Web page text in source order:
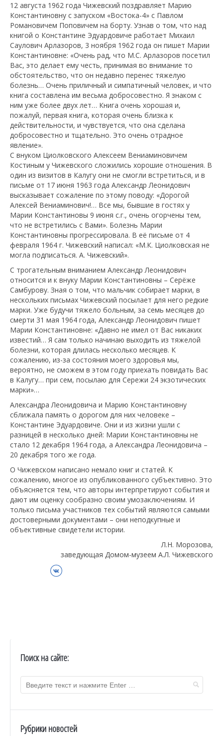
12 августа 1962 года Чижевский поздравляет Марию
Константиновну с запуском «Востока-4» с Павлом
Романовичем Поповичем на борту. Узнав о том, что над
книгой о Константине Эдуардовиче работает Михаил
Саулович Арлазоров, 3 ноября 1962 года он пишет Марии
Константиновне: «Очень рад, что М.С. Арлазоров посетил
Вас, это делает ему честь, принимая во внимание то
обстоятельство, что он недавно перенес тяжелую
болезнь… Очень приличный и симпатичный человек, и что
книга составлена им весьма добросовестно. Я знаком с
ним уже более двух лет… Книга очень хорошая и,
пожалуй, первая книга, которая очень близка к
действительности, и чувствуется, что она сделана
добросовестно и тщательно. Это очень отрадное
явление».
С внуком Циолковского Алексеем Вениаминовичем
Костиным у Чижевского сложились хорошие отношения. В
один из визитов в Калугу они не смогли встретиться, и в
письме от 17 июня 1963 года Александр Леонидович
высказывает сожаление по этому поводу: «Дорогой
Алексей Вениаминович!… Все мы, бывшие в гостях у
Марии Константиновы 9 июня с.г., очень огорчены тем,
что не встретились с Вами». Болезнь Марии
Константиновны прогрессировала. В её письме от 4
февраля 1964 г. Чижевский написал: «М.К. Циолковская не
могла подписаться. А. Чижевский».
С трогательным вниманием Александр Леонидович
относится и к внуку Марии Константиновны – Серёже
Самбурову. Зная о том, что мальчик собирает марки, в
нескольких письмах Чижевский посылает для него редкие
марки. Уже будучи тяжело больным, за семь месяцев до
смерти 31 мая 1964 года, Александр Леонидович пишет
Марии Константиновне: «Давно не имел от Вас никаких
известий… Я сам только начинаю выходить из тяжелой
болезни, которая длилась несколько месяцев. К
сожалению, из-за состояния моего здоровья мы,
вероятно, не сможем в этом году приехать повидать Вас
в Калугу… при сем, посылаю для Сережи 24 экзотических
марки»…
Александра Леонидовича и Марию Константиновну
сближала память о дорогом для них человеке –
Константине Эдуардовиче. Они и из жизни ушли с
разницей в несколько дней: Марии Константиновны не
стало 12 декабря 1964 года, а Александра Леонидовича –
20 декабря того же года.
О Чижевском написано немало книг и статей. К
сожалению, многое из опубликованного субъективно. Это
объясняется тем, что авторы интерпретируют события и
дают им оценку сообразно своим умозаключениям. И
только письма участников тех событий являются самыми
достоверными документами – они неподкупные и
объективные свидетели истории.
Л.Н. Морозова,
заведующая Домом-музеем А.Л. Чижевского
ВКонтакте
Поиск на сайте:
Рубрики новостей